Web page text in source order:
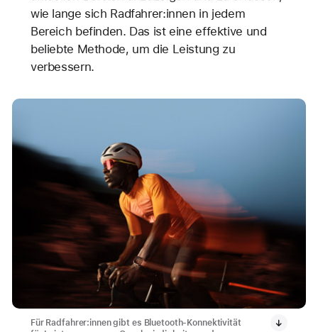
wie lange sich Radfahrer:innen in jedem
Bereich befinden. Das ist eine effektive und
beliebte Methode, um die Leistung zu
verbessern.
Für Radfahrer:innen gibt es Bluetooth-Konnektivität